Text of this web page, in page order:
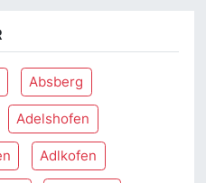
Absberg
Adelshofen
Adlkofen